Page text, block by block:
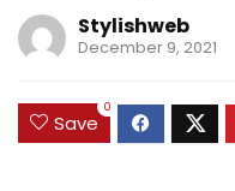
Stylishweb
December 9, 2021
Save
0